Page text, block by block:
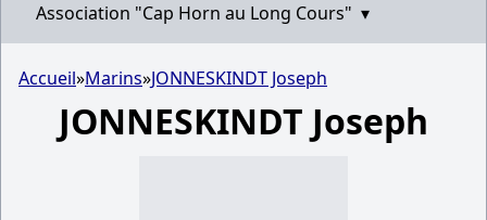
Association "Cap Horn au Long Cours" ▾
Accueil»Marins»JONNESKINDT Joseph
JONNESKINDT Joseph